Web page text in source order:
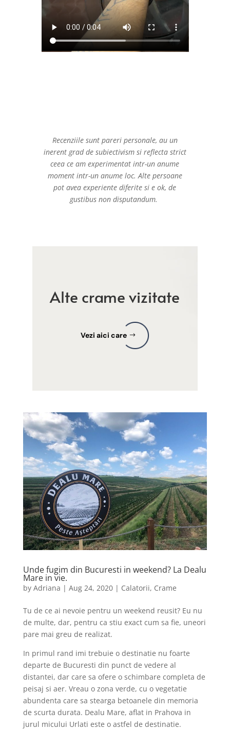
Recenziile sunt pareri personale, au un
inerent grad de subiectivism si reflecta strict
ceea ce am experimentat intr-un anume
moment intr-un anume loc. Alte persoane
pot avea experiente diferite si e ok, de
gustibus non disputandum.
Alte crame vizitate
Vezi aici care
Unde fugim din Bucuresti in weekend? La Dealu
Mare in vie.
by Adriana | Aug 24, 2020| Calatorii, Crame
Tu de ce ai nevoie pentru un weekend reusit? Eu nu
de multe, dar, pentru ca stiu exact cum sa fie, uneori
pare mai greu de realizat.
In primul rand imi trebuie o destinatie nu foarte
departe de Bucuresti din punct de vedere al
distantei, dar care sa ofere o schimbare completa de
peisaj si aer. Vreau o zona verde, cu o vegetatie
abundenta care sa stearga betoanele din memoria
de scurta durata. Dealu Mare, aflat in Prahova in
jurul micului Urlati este o astfel de destinatie.